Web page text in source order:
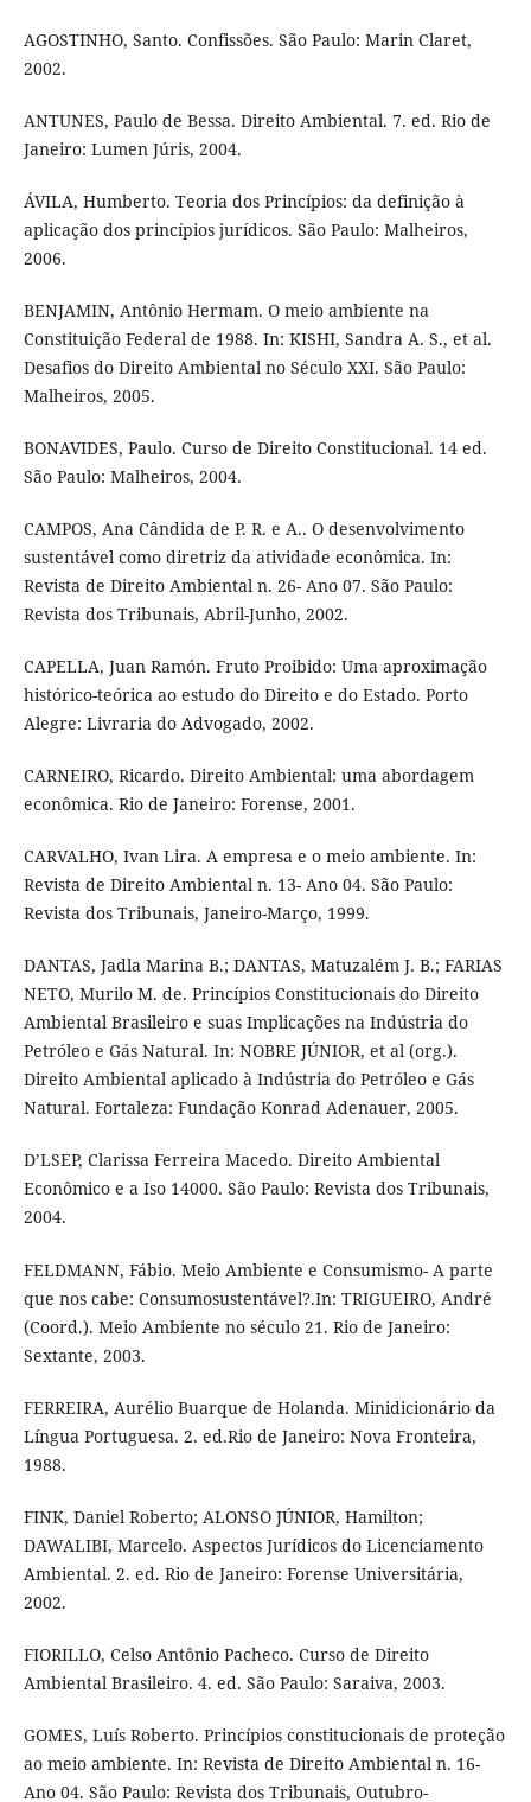
AGOSTINHO, Santo. Confissões. São Paulo: Marin Claret,
2002.
ANTUNES, Paulo de Bessa. Direito Ambiental. 7. ed. Rio de
Janeiro: Lumen Júris, 2004.
ÁVILA, Humberto. Teoria dos Princípios: da definição à
aplicação dos princípios jurídicos. São Paulo: Malheiros,
2006.
BENJAMIN, Antônio Hermam. O meio ambiente na
Constituição Federal de 1988. In: KISHI, Sandra A. S., et al.
Desafios do Direito Ambiental no Século XXI. São Paulo:
Malheiros, 2005.
BONAVIDES, Paulo. Curso de Direito Constitucional. 14 ed.
São Paulo: Malheiros, 2004.
CAMPOS, Ana Cândida de P. R. e A.. O desenvolvimento
sustentável como diretriz da atividade econômica. In:
Revista de Direito Ambiental n. 26- Ano 07. São Paulo:
Revista dos Tribunais, Abril-Junho, 2002.
CAPELLA, Juan Ramón. Fruto Proibido: Uma aproximação
histórico-teórica ao estudo do Direito e do Estado. Porto
Alegre: Livraria do Advogado, 2002.
CARNEIRO, Ricardo. Direito Ambiental: uma abordagem
econômica. Rio de Janeiro: Forense, 2001.
CARVALHO, Ivan Lira. A empresa e o meio ambiente. In:
Revista de Direito Ambiental n. 13- Ano 04. São Paulo:
Revista dos Tribunais, Janeiro-Março, 1999.
DANTAS, Jadla Marina B.; DANTAS, Matuzalém J. B.; FARIAS
NETO, Murilo M. de. Princípios Constitucionais do Direito
Ambiental Brasileiro e suas Implicações na Indústria do
Petróleo e Gás Natural. In: NOBRE JÚNIOR, et al (org.).
Direito Ambiental aplicado à Indústria do Petróleo e Gás
Natural. Fortaleza: Fundação Konrad Adenauer, 2005.
D’LSEP, Clarissa Ferreira Macedo. Direito Ambiental
Econômico e a Iso 14000. São Paulo: Revista dos Tribunais,
2004.
FELDMANN, Fábio. Meio Ambiente e Consumismo- A parte
que nos cabe: Consumosustentável?.In: TRIGUEIRO, André
(Coord.). Meio Ambiente no século 21. Rio de Janeiro:
Sextante, 2003.
FERREIRA, Aurélio Buarque de Holanda. Minidicionário da
Língua Portuguesa. 2. ed.Rio de Janeiro: Nova Fronteira,
1988.
FINK, Daniel Roberto; ALONSO JÚNIOR, Hamilton;
DAWALIBI, Marcelo. Aspectos Jurídicos do Licenciamento
Ambiental. 2. ed. Rio de Janeiro: Forense Universitária,
2002.
FIORILLO, Celso Antônio Pacheco. Curso de Direito
Ambiental Brasileiro. 4. ed. São Paulo: Saraiva, 2003.
GOMES, Luís Roberto. Princípios constitucionais de proteção
ao meio ambiente. In: Revista de Direito Ambiental n. 16-
Ano 04. São Paulo: Revista dos Tribunais, Outubro-